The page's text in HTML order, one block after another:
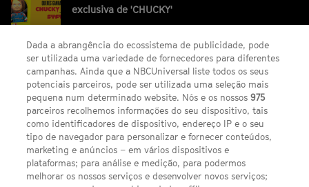
exclusiva de 'CHUCKY'
SEGUE-NOS
FACEBOOK
TWITTER
YOUTUBEINSTAGRAM
LINKS ÚTEIS
Dada a abrangência do ecossistema de publicidade, pode
ser utilizada uma variedade de fornecedores para diferentes
campanhas. Ainda que a NBCUniversal liste todos os seus
potenciais parceiros, pode ser utilizada uma seleção mais
pequena num determinado website. Nós e os nossos975
parceiros recolhemos informações do seu dispositivo, tais
como identificadores de dispositivo, endereço IP e o seu
tipo de navegador para personalizar e fornecer conteúdos,
marketing e anúncios – em vários dispositivos e
plataformas; para análise e medição, para podermos
melhorar os nossos serviços e desenvolver novos serviços;